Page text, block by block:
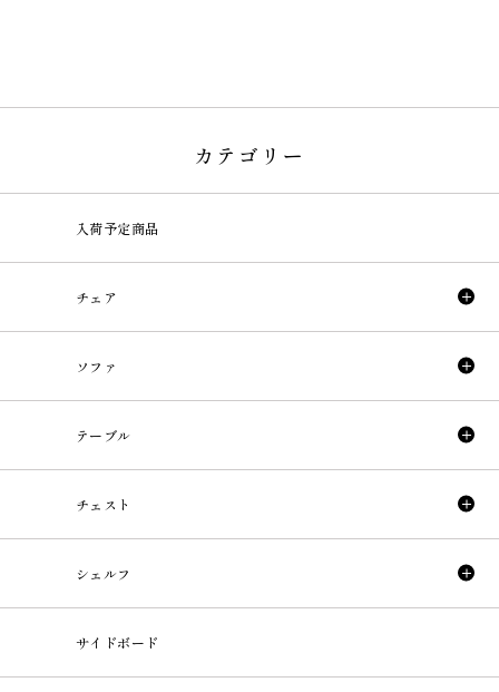
カテゴリー
入荷予定商品
チェア
ソファ
テーブル
チェスト
シェルフ
サイドボード